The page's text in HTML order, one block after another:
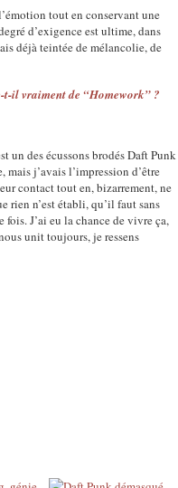
tout en conservant une
d’exigence est ultime, dans
déjà teintée de mélancolie, de
t-il vraiment de “Homework” ?
un des écussons brodés Daft Punk
j’avais l’impression d’être
contact tout en, bizarrement, ne
rien n’est établi, qu’il faut sans
J’ai eu la chance de vivre ça,
unit toujours, je ressens